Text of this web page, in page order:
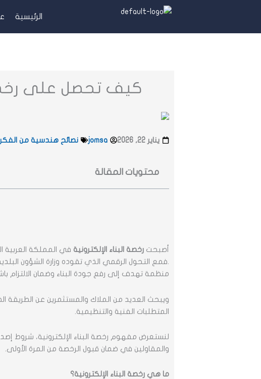
الرئيسية
كيف تحصل على رخصة
يناير 22, 2026 jomsa نصائح هندسية من
محتويات المقالة
أصبحترخصة البناء الإلكترونية في المملكة العربية
.فمع التحول الرقمي الذي تقوده وزارة الشؤون
منظمة تهدف إلى رفع جودة البناء وضمان الالتزام
ويبحث العديد من الملاك والمستثمرين عن الطريقة
المتطلبات الفنية والتنظيمية.
لنستعرض مفهوم رخصة البناء الإلكترونية، شروط
والمقاولين في ضمان قبول الرخصة من المرة الأولى.
ما هي رخصة البناء الإلكترونية؟